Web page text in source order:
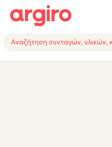
ΥΛΙΚΑΕΚΤΕΛΕΣΗΕΞΟΠΛΙΣΜΟΣ